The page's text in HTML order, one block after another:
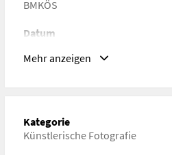
BMKÖS
Datum
Mehr anzeigen
Kategorie
Künstlerische Fotografie